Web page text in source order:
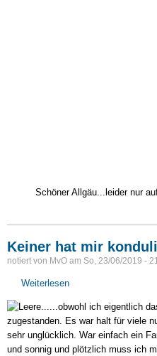
Schöner Allgäu...leider nur
Keiner hat mir
notiert von MvO am So, 23/06/2019 -
Weiterlesen
hat
mir
konduliert...
...obwohl ich eigentlich
zugestanden. Es war halt für viele
sehr unglücklich. War einfach ein
und sonnig und plötzlich muss ich